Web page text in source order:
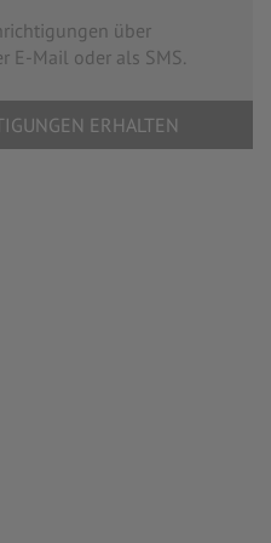
über
E-Mail oder als SMS.
ERHALTEN